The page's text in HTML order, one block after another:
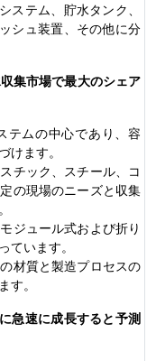
ステム、貯水タンク、
シュ装置、その他に分
集市場で最大のシェア
テムの中心であり、容
けます。
チック、スチール、コ
の現場のニーズと収集
ジュール式および折り
ています。
材質と製造プロセスの
す。
急速に成長すると予測